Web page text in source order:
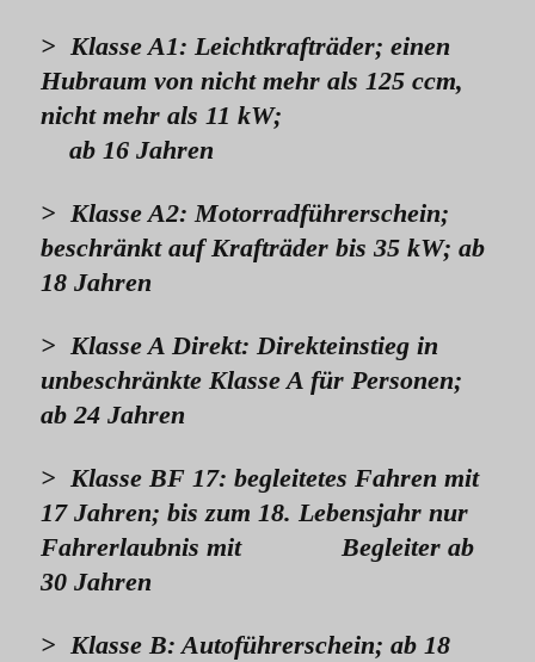
> Klasse A1: Leichtkrafträder; einen
Hubraum von nicht mehr als 125 ccm,
nicht mehr als 11 kW;
ab 16 Jahren
> Klasse A2: Motorradführerschein;
beschränkt auf Krafträder bis 35 kW; ab
18 Jahren
> Klasse A Direkt: Direkteinstieg in
unbeschränkte Klasse A für Personen;
ab 24 Jahren
> Klasse BF 17: begleitetes Fahren mit
17 Jahren; bis zum 18. Lebensjahr nur
Fahrerlaubnis mit Begleiter ab
30 Jahren
> Klasse B: Autoführerschein; ab 18